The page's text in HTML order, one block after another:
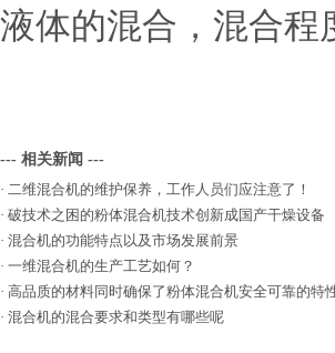
液体的混合，混合
--- 相关新闻 ---
· 二维混合机的维护保养，工作人员们应注意了！
· 破技术之困的粉体混合机技术创新成国产干燥设备
· 混合机的功能特点以及市场发展前景
· 一维混合机的生产工艺如何？
· 高品质的材料同时确保了粉体混合机安全可靠的特
· 混合机的混合要求和类型有哪些呢